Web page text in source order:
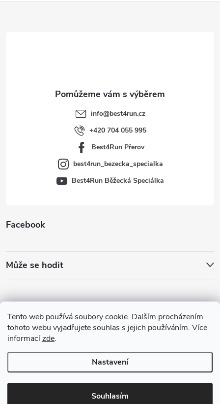
Tento web používá soubory cookie. Dalším procházením
tohoto webu vyjadřujete souhlas s jejich používáním. Více
informacízde.
Nastavení
Souhlasím
Facebook
Může se hodit
info@best4run.cz
+420 704 055 995
Best4Run Přerov
best4run_bezecka_specialka
Best4Run Běžecká Speciálka
Copyright 2026Best4Run Běžecká speciálka. Všechna práva vyhrazena.